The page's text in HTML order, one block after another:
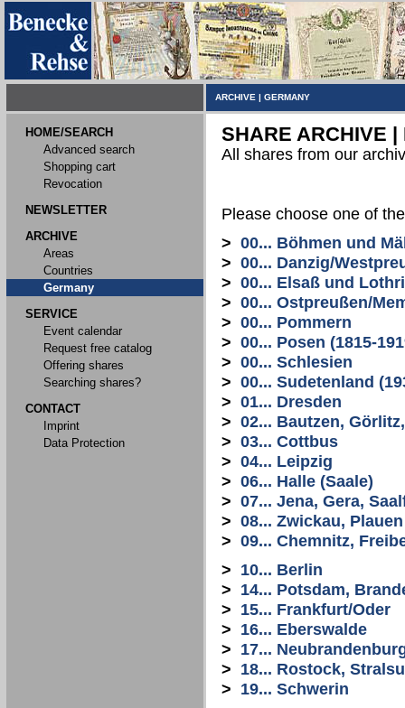
ARCHIVE | GERMANY
HOME/SEARCH
Advanced search
Shopping cart
Revocation
NEWSLETTER
ARCHIVE
Areas
Countries
Germany
SERVICE
Event calendar
Request free catalog
Offering shares
Searching shares?
CONTACT
Imprint
Data Protection
SHARE ARCHIVE |
All shares from our
Please choose one of
> 00... Böhmen und
> 00... Danzig/
> 00... Elsaß und
> 00... Ostpreußen/
> 00... Pommern
> 00... Posen (1815-
> 00... Schlesien
> 00... Sudetenland
> 01... Dresden
> 02... Bautzen,
> 03... Cottbus
> 04... Leipzig
> 06... Halle (Saale)
> 07... Jena, Gera,
> 08... Zwickau, Plauen
> 09... Chemnitz,
> 10... Berlin
> 14... Potsdam,
> 15... Frankfurt/Oder
> 16... Eberswalde
> 17...
> 18... Rostock,
> 19... Schwerin